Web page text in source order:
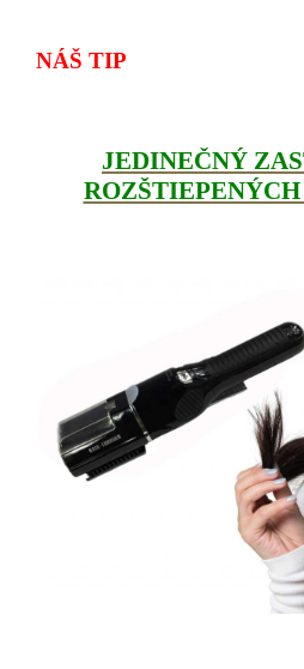
NÁŠ TIP
JEDINEČNÝ